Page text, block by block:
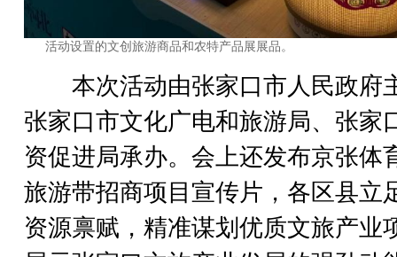
活动设置的文创旅游商品和农特产品展展品。
本次活动由张家口市人民政府
张家口市文化广电和旅游局、张家
资促进局承办。会上还发布京张体
旅游带招商项目宣传片，各区县立
资源禀赋，精准谋划优质文旅产业